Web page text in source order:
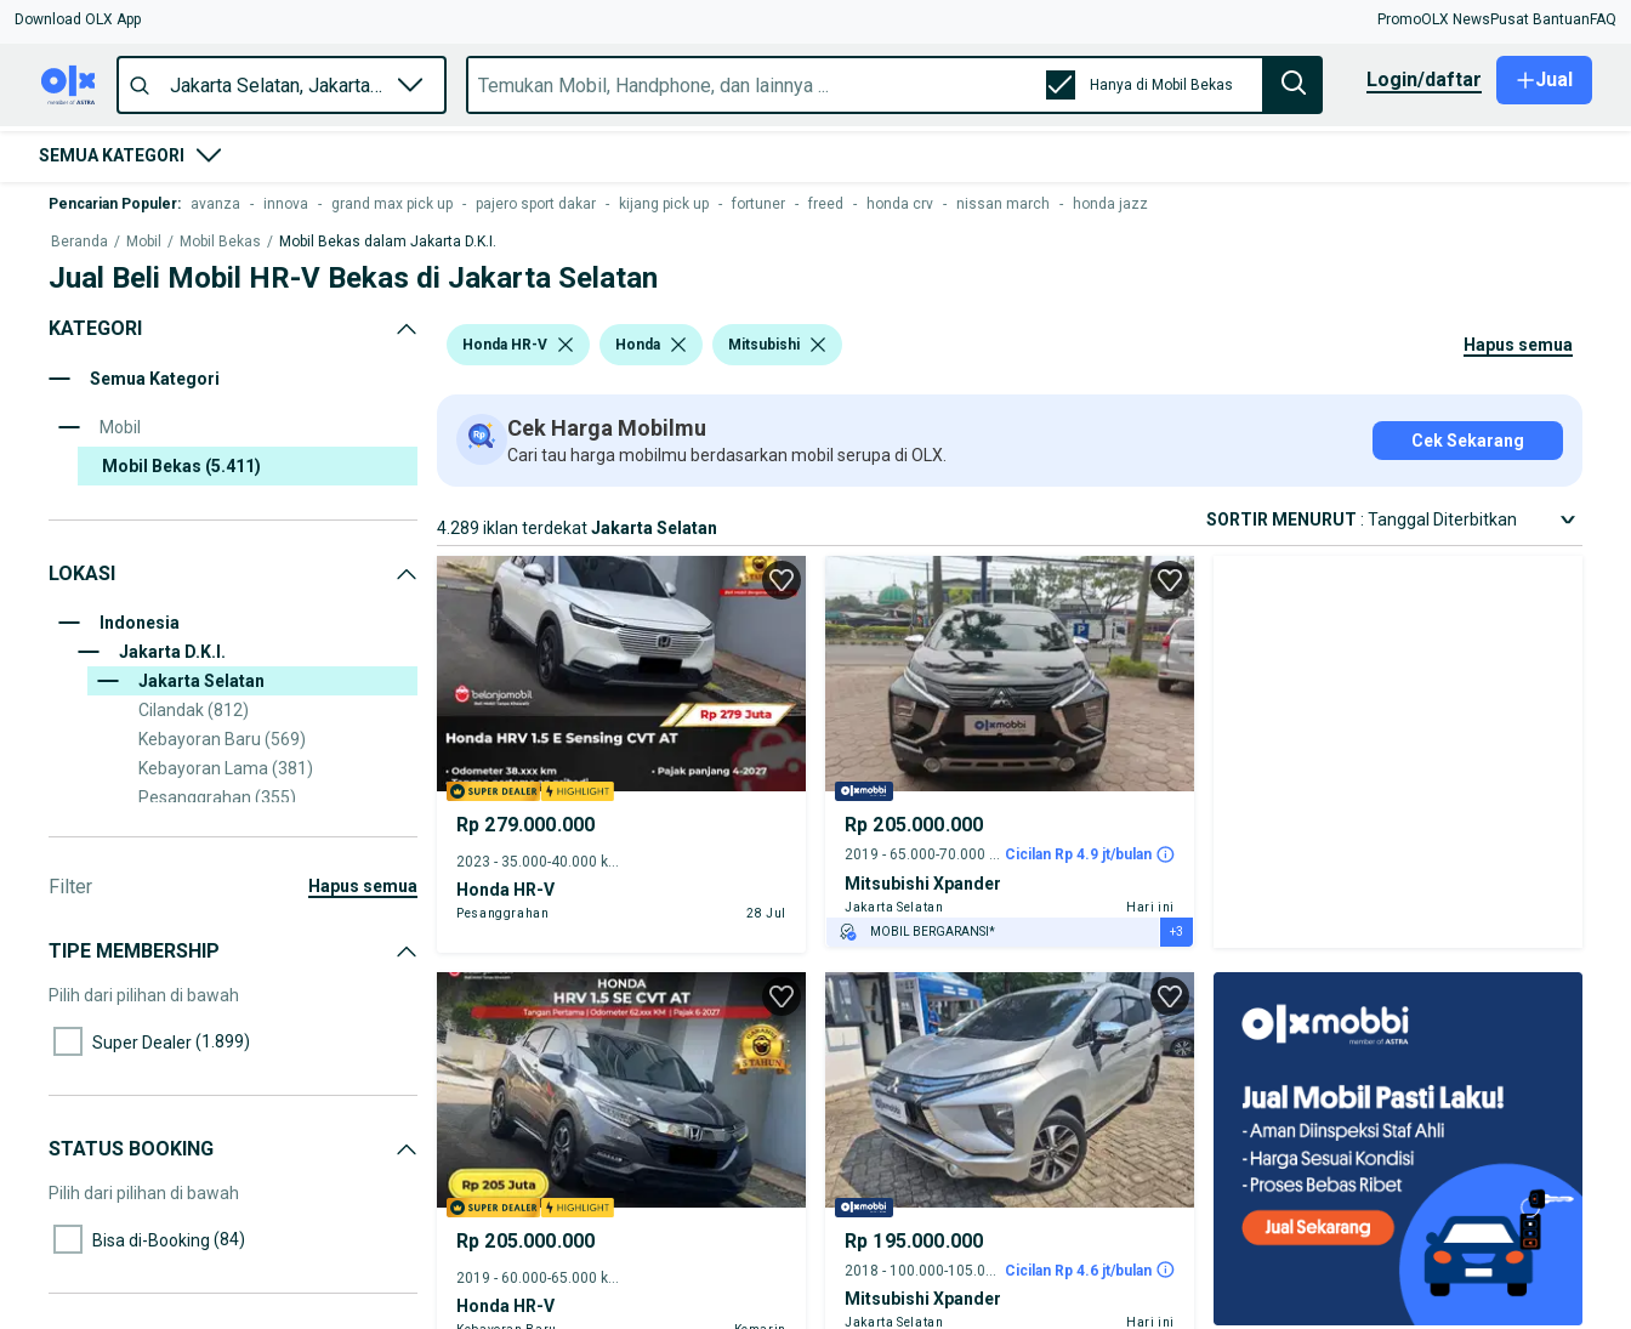
Download OLX App PromoOLX News Pusat Bantuan FAQ
Hanya di Mobil Bekas login/daftar Jual
SEMUA KATEGORI
Pencarian Populer: avanza - innova - grand max pick up - pajero sport dakar - kijang pick up - fortuner - freed - honda crv - nissan march - honda jazz
Beranda / Mobil / Mobil Bekas / Mobil Bekas dalam Jakarta D.K.I.
Jual Beli Mobil HR-V Bekas di Jakarta Selatan
KATEGORI
Semua Kategori
Mobil
Mobil Bekas (5.411)
LOKASI
Indonesia
Jakarta D.K.I.
Jakarta Selatan
Cilandak(812)
Kebayoran Baru (569)
Kebayoran Lama (381)
Pesanggrahan (355)
Mampang Prapatan
Filter hapus semua
TIPE MEMBERSHIP
Pilih dari pilihan di bawah
Super Dealer(1.899)
STATUS BOOKING
Pilih dari pilihan di bawah
Bisa di-Booking (84)
Honda HR-V Honda Mitsubishi hapus semua
Cek Harga Mobilmu
Cari tau harga mobilmu berdasarkan mobil serupa di OLX.
Cek Sekarang
4.289 iklan terdekatJakarta Selatan SORTIR MENURUT : Tanggal Diterbitkan
Rp 279.000.000
Honda HR-V
Pesanggrahan 28 Jul
Rp 205.000.000
2019 - 65.000-70.000 km Cicilan Rp 4.9 jt/bulan
Mitsubishi Xpander
Jakarta Selatan
Hari ini
MOBIL BERGARANSI*
TEST DRIVE DARI RUMAH
GRATIS BIAYA JASA PERAWATAN*
+3
Rp 205.000.000
Honda HR-V
Rp 195.000.000
Cicilan Rp 4.6 jt/bulan
Mitsubishi Xpander
Jakarta Selatan
Hari ini